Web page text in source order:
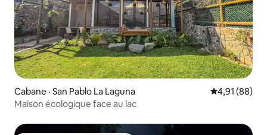
Cabane · San Pablo La Laguna Note
4,91 (88)
Maison écologique face au lac